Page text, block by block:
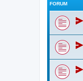
FORUM